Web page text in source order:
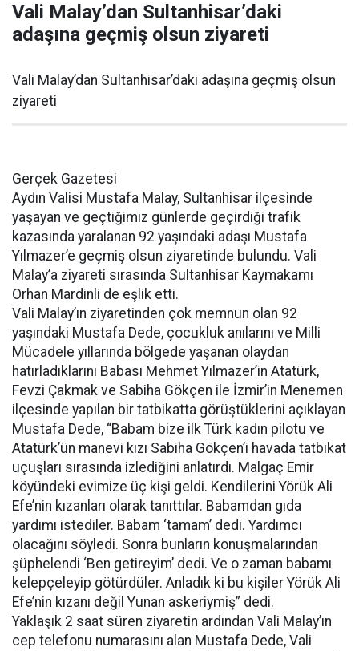
Vali Malay’dan Sultanhisar’daki
adaşına geçmiş olsun ziyareti
Vali Malay’dan Sultanhisar’daki adaşına geçmiş olsun
ziyareti
Gerçek Gazetesi
Aydın Valisi Mustafa Malay, Sultanhisar ilçesinde
yaşayan ve geçtiğimiz günlerde geçirdiği trafik
kazasında yaralanan 92 yaşındaki adaşı Mustafa
Yılmazer’e geçmiş olsun ziyaretinde bulundu. Vali
Malay’a ziyareti sırasında Sultanhisar Kaymakamı
Orhan Mardinli de eşlik etti.
Vali Malay’ın ziyaretinden çok memnun olan 92
yaşındaki Mustafa Dede, çocukluk anılarını ve Milli
Mücadele yıllarında bölgede yaşanan olaydan
hatırladıklarını Babası Mehmet Yılmazer’in Atatürk,
Fevzi Çakmak ve Sabiha Gökçen ile İzmir’in Menemen
ilçesinde yapılan bir tatbikatta görüştüklerini açıklayan
Mustafa Dede, “Babam bize ilk Türk kadın pilotu ve
Atatürk’ün manevi kızı Sabiha Gökçen’i havada tatbikat
uçuşları sırasında izlediğini anlatırdı. Malgaç Emir
köyündeki evimize üç kişi geldi. Kendilerini Yörük Ali
Efe’nin kızanları olarak tanıttılar. Babamdan gıda
yardımı istediler. Babam ‘tamam’ dedi. Yardımcı
olacağını söyledi. Sonra bunların konuşmalarından
şüphelendi ‘Ben getireyim’ dedi. Ve o zaman babamı
kelepçeleyip götürdüler. Anladık ki bu kişiler Yörük Ali
Efe’nin kızanı değil Yunan askeriymiş” dedi.
Yaklaşık 2 saat süren ziyaretin ardından Vali Malay’ın
cep telefonu numarasını alan Mustafa Dede, Vali